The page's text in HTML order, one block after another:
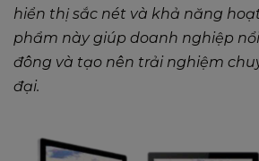
hiển thị sắc nét và khả năng
phẩm này giúp doanh nghiệp
đông và tạo nên trải nghiệm
đại.